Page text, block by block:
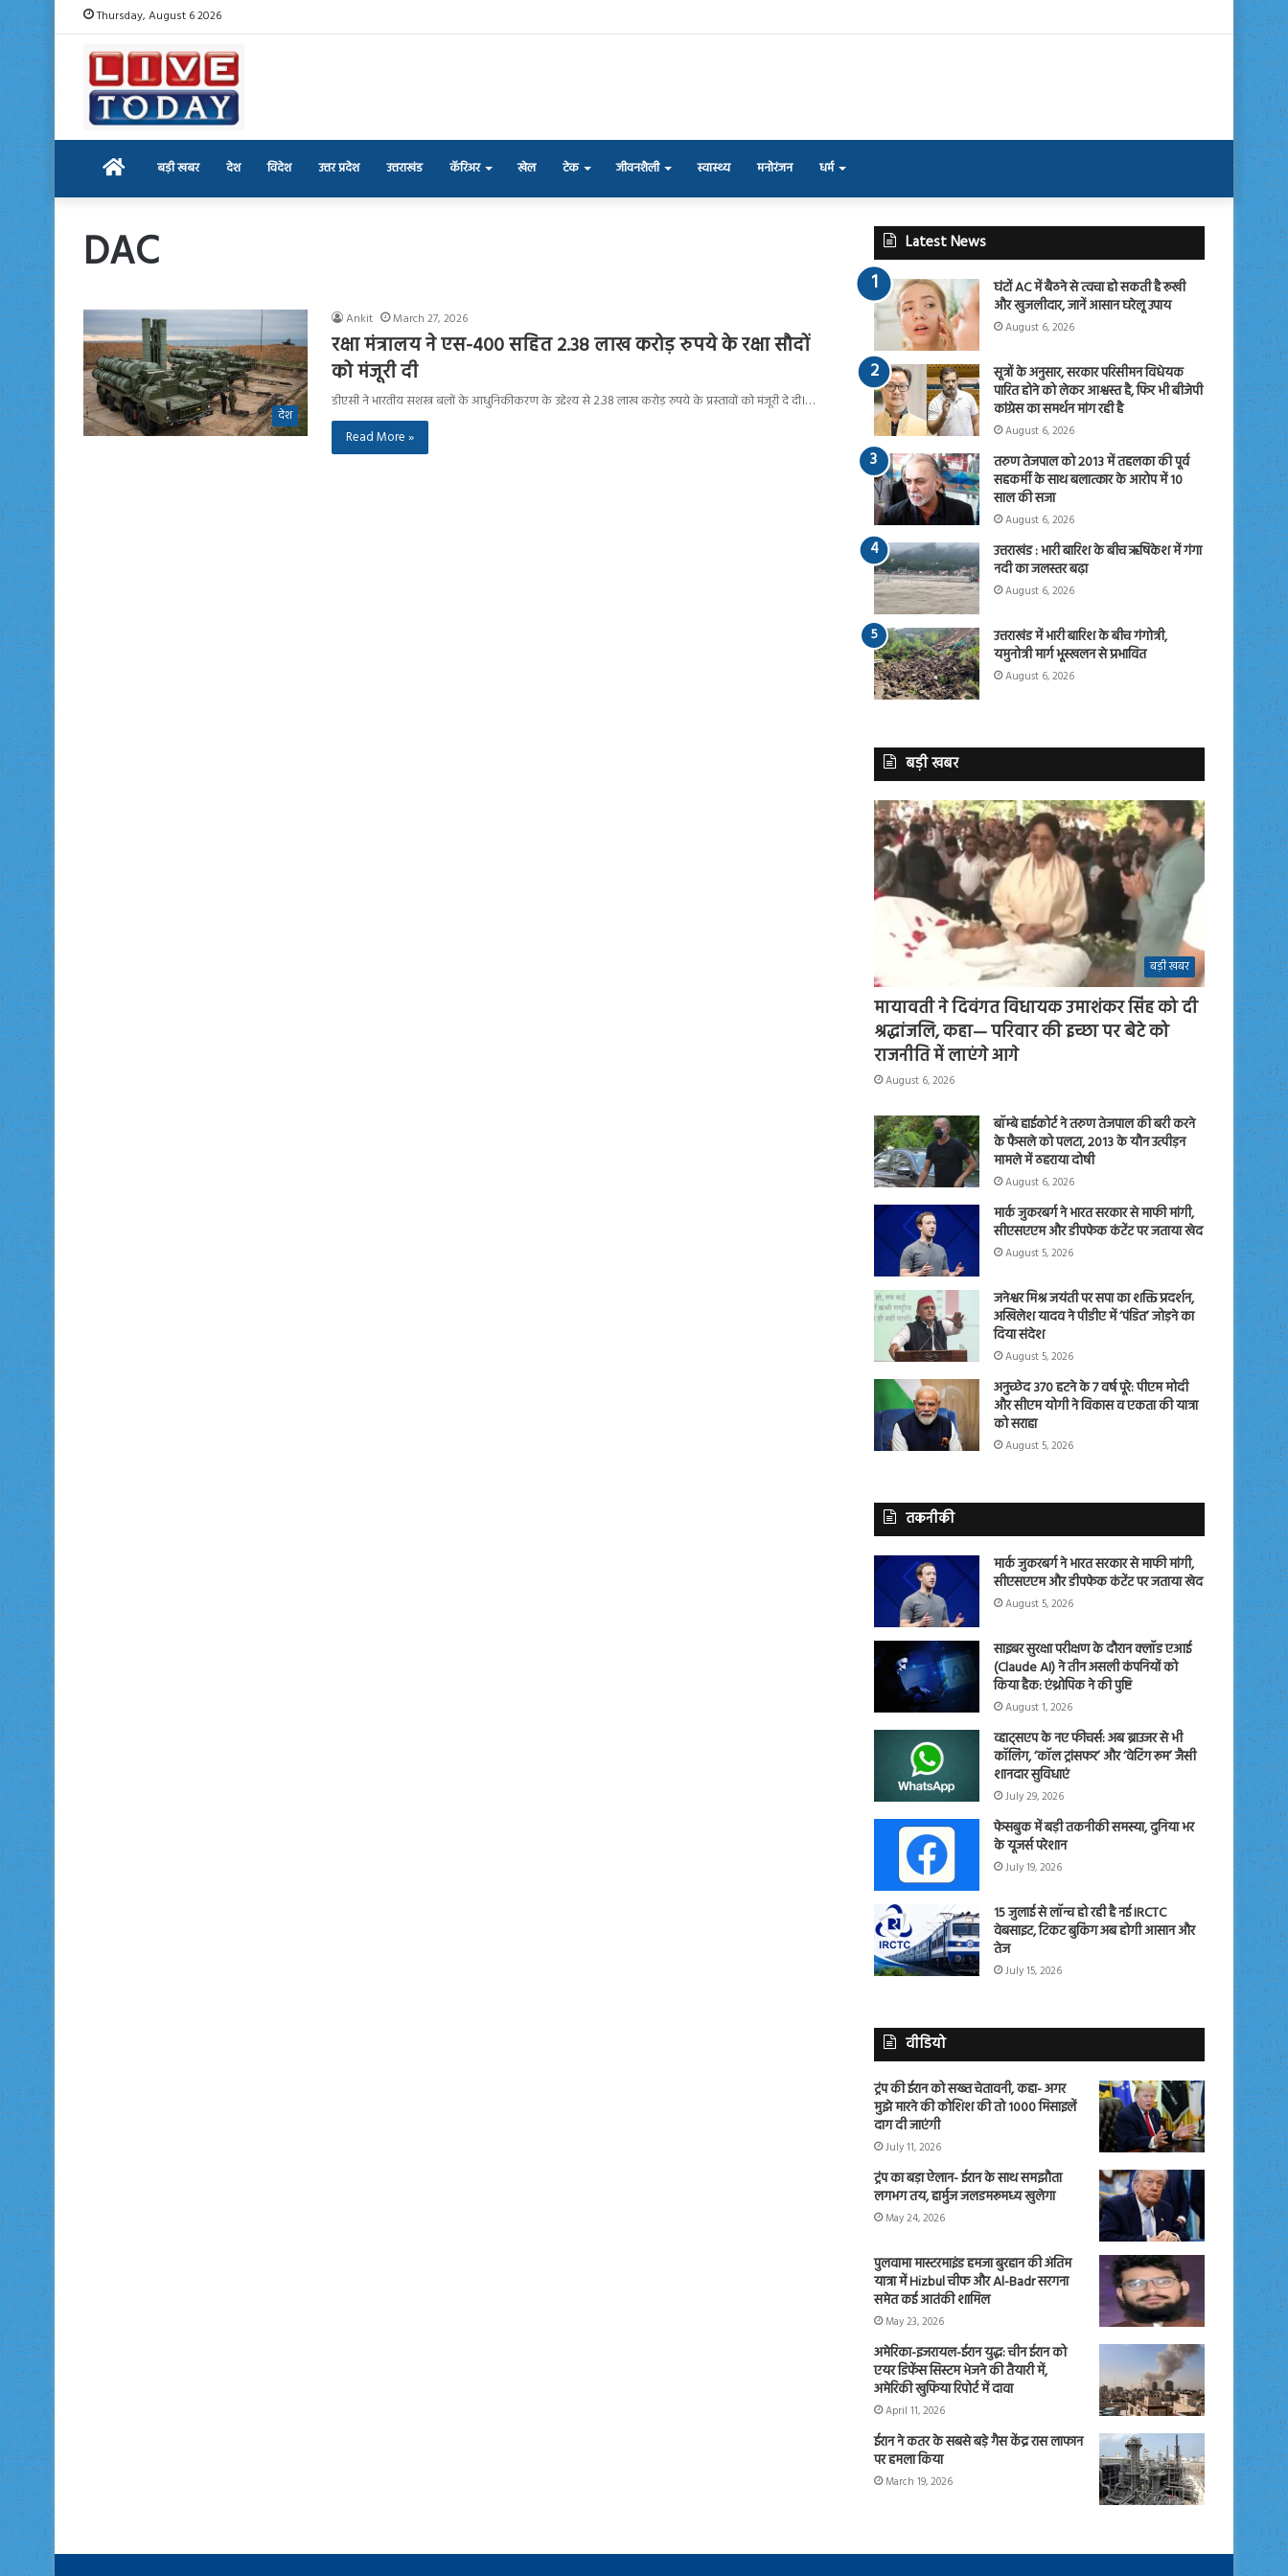
Thursday, August 6 2026
Home बड़ी खबर देश विदेश उत्तर प्रदेश उत्तराखंड कॅरिअर खेल टेक जीवनशैली स्वास्थ्य मनोरंजन धर्म
DAC
देश
Ankit March 27, 2026
रक्षा मंत्रालय ने एस-400 सहित 2.38 लाख करोड़ रुपये के रक्षा सौदों
को मंजूरी दी
डीएसी ने भारतीय सशस्त्र बलों के आधुनिकीकरण के उद्देश्य से 2.38 लाख करोड़ रुपये के प्रस्तावों को मंजूरी दे दी।…
Read More »
Latest News
घंटों AC में बैठने से त्वचा हो सकती है रूखी
और खुजलीदार, जानें आसान घरेलू उपाय
August 6, 2026
सूत्रों के अनुसार, सरकार परिसीमन विधेयक
पारित होने को लेकर आश्वस्त है, फिर भी बीजेपी
कांग्रेस का समर्थन मांग रही है
August 6, 2026
तरुण तेजपाल को 2013 में तहलका की पूर्व
सहकर्मी के साथ बलात्कार के आरोप में 10
साल की सजा
August 6, 2026
उत्तराखंड : भारी बारिश के बीच ऋषिकेश में गंगा
नदी का जलस्तर बढ़ा
August 6, 2026
उत्तराखंड में भारी बारिश के बीच गंगोत्री,
यमुनोत्री मार्ग भूस्खलन से प्रभावित
August 6, 2026
बड़ी खबर
बड़ी खबर
मायावती ने दिवंगत विधायक उमाशंकर सिंह को दी
श्रद्धांजलि, कहा— परिवार की इच्छा पर बेटे को
राजनीति में लाएंगे आगे
August 6, 2026
बॉम्बे हाईकोर्ट ने तरुण तेजपाल की बरी करने
के फैसले को पलटा, 2013 के यौन उत्पीड़न
मामले में ठहराया दोषी
August 6, 2026
मार्क जुकरबर्ग ने भारत सरकार से माफी मांगी,
सीएसएएम और डीपफेक कंटेंट पर जताया खेद
August 5, 2026
जनेश्वर मिश्र जयंती पर सपा का शक्ति प्रदर्शन,
अखिलेश यादव ने पीडीए में ‘पंडित’ जोड़ने का
दिया संदेश
August 5, 2026
अनुच्छेद 370 हटने के 7 वर्ष पूरे: पीएम मोदी
और सीएम योगी ने विकास व एकता की यात्रा
को सराहा
August 5, 2026
तकनीकी
मार्क जुकरबर्ग ने भारत सरकार से माफी मांगी,
सीएसएएम और डीपफेक कंटेंट पर जताया खेद
August 5, 2026
साइबर सुरक्षा परीक्षण के दौरान क्लॉड एआई
(Claude AI) ने तीन असली कंपनियों को
किया हैक: एंथ्रोपिक ने की पुष्टि
August 1, 2026
व्हाट्सएप के नए फीचर्स: अब ब्राउजर से भी
कॉलिंग, ‘कॉल ट्रांसफर’ और ‘वेटिंग रूम’ जैसी
शानदार सुविधाएं
July 29, 2026
फेसबुक में बड़ी तकनीकी समस्या, दुनिया भर
के यूजर्स परेशान
July 19, 2026
15 जुलाई से लॉन्च हो रही है नई IRCTC
वेबसाइट, टिकट बुकिंग अब होगी आसान और
तेज
July 15, 2026
वीडियो
ट्रंप की ईरान को सख्त चेतावनी, कहा- अगर
मुझे मारने की कोशिश की तो 1000 मिसाइलें
दाग दी जाएंगी
July 11, 2026
ट्रंप का बड़ा ऐलान- ईरान के साथ समझौता
लगभग तय, हार्मुज जलडमरूमध्य खुलेगा
May 24, 2026
पुलवामा मास्टरमाइंड हमजा बुरहान की अंतिम
यात्रा में Hizbul चीफ और Al-Badr सरगना
समेत कई आतंकी शामिल
May 23, 2026
अमेरिका-इजरायल-ईरान युद्ध: चीन ईरान को
एयर डिफेंस सिस्टम भेजने की तैयारी में,
अमेरिकी खुफिया रिपोर्ट में दावा
April 11, 2026
ईरान ने कतर के सबसे बड़े गैस केंद्र रास लाफान
पर हमला किया
March 19, 2026